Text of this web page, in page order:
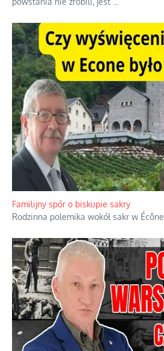
Familijny spór o biskupie sakry
Rodzinna polemika wokół sakr w Écône.